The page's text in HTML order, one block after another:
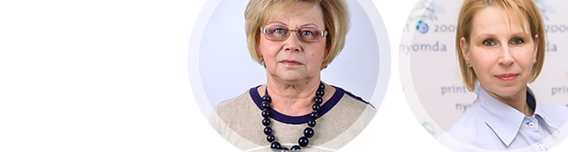
Kovács Andrásné
Ildikó
Gazdasági vezető
+36 30 985 03 70
Szentesiné Kovács
Andrea
Kereskedelmi
igazgató
+36 30 299 85 23